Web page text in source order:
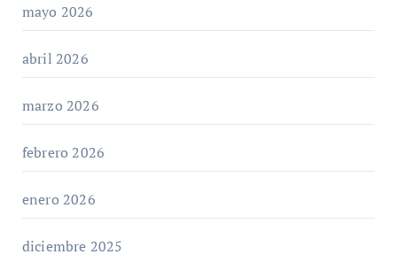
mayo 2026
abril 2026
marzo 2026
febrero 2026
enero 2026
diciembre 2025